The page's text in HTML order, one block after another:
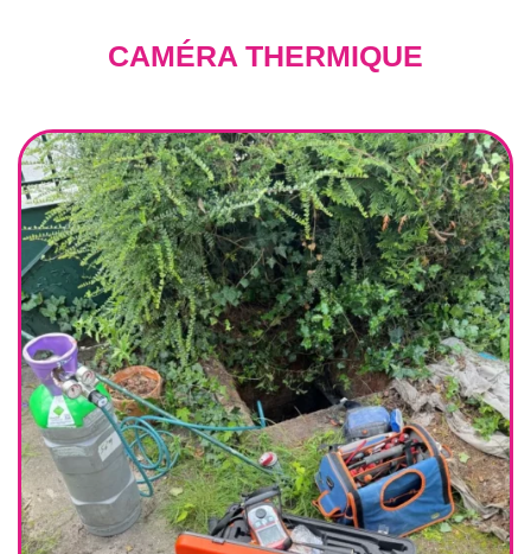
CAMÉRA THERMIQUE